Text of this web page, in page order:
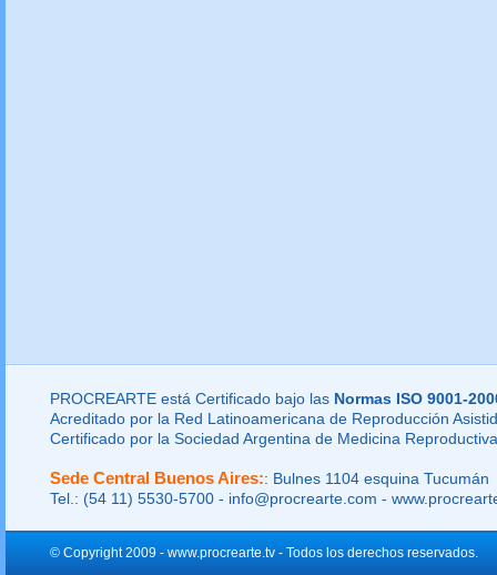
PROCREARTE está Certificado bajo las Normas ISO 9001-
Acreditado por la Red Latinoamericana de Reproducción
Certificado por la Sociedad Argentina de Medicina
Sede Central Buenos Aires:: Bulnes 1104 esquina Tucumán
Tel.: (54 11) 5530-5700 - info@procrearte.com -
© Copyright 2009 - www.procrearte.tv - Todos los derechos reservados.